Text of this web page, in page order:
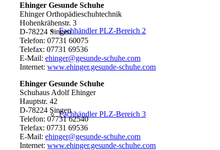
Fachhändler PLZ-Bereich 2
Fachhändler PLZ-Bereich 3
Ehinger Gesunde Schuhe
Ehinger Orthopädieschuhtechnik
Hohenkrähenstr. 3
D-78224 Singen
Telefon: 07731 60075
Telefax: 07731 69536
E-Mail:ehinger@gesunde-schuhe.com
Internet:www.ehinger.gesunde-schuhe.com
Ehinger Gesunde Schuhe
Schuhaus Adolf Ehinger
Hauptstr. 42
D-78224 Singen
Telefon: 07731 62540
Telefax: 07731 69536
E-Mail:ehinger@gesunde-schuhe.com
Internet:www.ehinger.gesunde-schuhe.com